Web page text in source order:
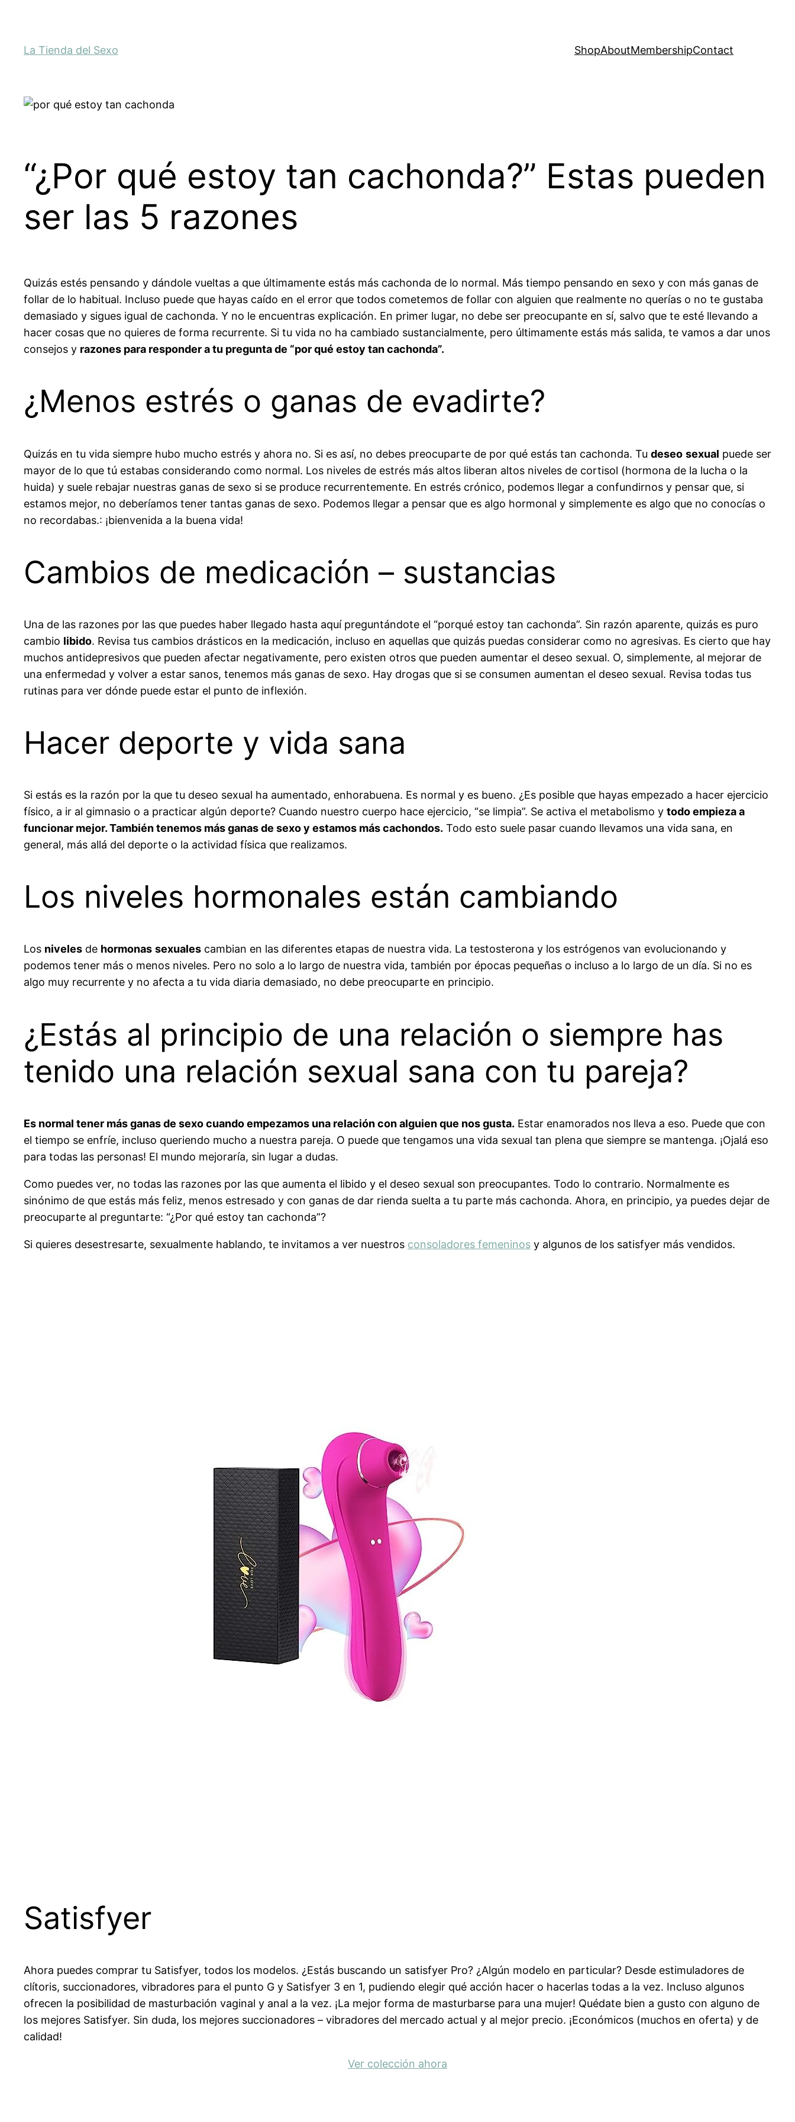
La Tienda del Sexo ShopAboutMembershipContact
“¿Por qué estoy tan cachonda?” Estas pueden
ser las 5 razones
Quizás estés pensando y dándole vueltas a que últimamente estás más cachonda de lo normal. Más tiempo pensando en sexo y con más ganas de
follar de lo habitual. Incluso puede que hayas caído en el error que todos cometemos de follar con alguien que realmente no querías o no te gustaba
demasiado y sigues igual de cachonda. Y no le encuentras explicación. En primer lugar, no debe ser preocupante en sí, salvo que te esté llevando a
hacer cosas que no quieres de forma recurrente. Si tu vida no ha cambiado sustancialmente, pero últimamente estás más salida, te vamos a dar unos
consejos y razones para responder a tu pregunta de “por qué estoy tan cachonda”.
¿Menos estrés o ganas de evadirte?
Quizás en tu vida siempre hubo mucho estrés y ahora no. Si es así, no debes preocuparte de por qué estás tan cachonda. Tu deseo sexual puede ser
mayor de lo que tú estabas considerando como normal. Los niveles de estrés más altos liberan altos niveles de cortisol (hormona de la lucha o la
huida) y suele rebajar nuestras ganas de sexo si se produce recurrentemente. En estrés crónico, podemos llegar a confundirnos y pensar que, si
estamos mejor, no deberíamos tener tantas ganas de sexo. Podemos llegar a pensar que es algo hormonal y simplemente es algo que no conocías o
no recordabas.: ¡bienvenida a la buena vida!
Cambios de medicación – sustancias
Una de las razones por las que puedes haber llegado hasta aquí preguntándote el “porqué estoy tan cachonda”. Sin razón aparente, quizás es puro
cambio libido. Revisa tus cambios drásticos en la medicación, incluso en aquellas que quizás puedas considerar como no agresivas. Es cierto que hay
muchos antidepresivos que pueden afectar negativamente, pero existen otros que pueden aumentar el deseo sexual. O, simplemente, al mejorar de
una enfermedad y volver a estar sanos, tenemos más ganas de sexo. Hay drogas que si se consumen aumentan el deseo sexual. Revisa todas tus
rutinas para ver dónde puede estar el punto de inflexión.
Hacer deporte y vida sana
Si estás es la razón por la que tu deseo sexual ha aumentado, enhorabuena. Es normal y es bueno. ¿Es posible que hayas empezado a hacer ejercicio
físico, a ir al gimnasio o a practicar algún deporte? Cuando nuestro cuerpo hace ejercicio, “se limpia”. Se activa el metabolismo y todo empieza a
funcionar mejor. También tenemos más ganas de sexo y estamos más cachondos. Todo esto suele pasar cuando llevamos una vida sana, en
general, más allá del deporte o la actividad física que realizamos.
Los niveles hormonales están cambiando
Los niveles de hormonas sexuales cambian en las diferentes etapas de nuestra vida. La testosterona y los estrógenos van evolucionando y
podemos tener más o menos niveles. Pero no solo a lo largo de nuestra vida, también por épocas pequeñas o incluso a lo largo de un día. Si no es
algo muy recurrente y no afecta a tu vida diaria demasiado, no debe preocuparte en principio.
¿Estás al principio de una relación o siempre has
tenido una relación sexual sana con tu pareja?
Es normal tener más ganas de sexo cuando empezamos una relación con alguien que nos gusta. Estar enamorados nos lleva a eso. Puede que con
el tiempo se enfríe, incluso queriendo mucho a nuestra pareja. O puede que tengamos una vida sexual tan plena que siempre se mantenga. ¡Ojalá eso
para todas las personas! El mundo mejoraría, sin lugar a dudas.
Como puedes ver, no todas las razones por las que aumenta el libido y el deseo sexual son preocupantes. Todo lo contrario. Normalmente es
sinónimo de que estás más feliz, menos estresado y con ganas de dar rienda suelta a tu parte más cachonda. Ahora, en principio, ya puedes dejar de
preocuparte al preguntarte: “¿Por qué estoy tan cachonda”?
Si quieres desestresarte, sexualmente hablando, te invitamos a ver nuestros consoladores femeninos y algunos de los satisfyer más vendidos.
Satisfyer
Ahora puedes comprar tu Satisfyer, todos los modelos. ¿Estás buscando un satisfyer Pro? ¿Algún modelo en particular? Desde estimuladores de
clítoris, succionadores, vibradores para el punto G y Satisfyer 3 en 1, pudiendo elegir qué acción hacer o hacerlas todas a la vez. Incluso algunos
ofrecen la posibilidad de masturbación vaginal y anal a la vez. ¡La mejor forma de masturbarse para una mujer! Quédate bien a gusto con alguno de
los mejores Satisfyer. Sin duda, los mejores succionadores – vibradores del mercado actual y al mejor precio. ¡Económicos (muchos en oferta) y de
calidad!
Ver colección ahora